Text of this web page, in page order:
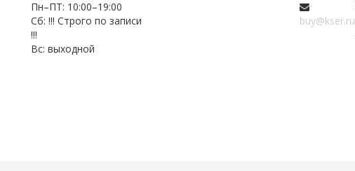
Пн–ПТ: 10:00–19:00
Сб: !!! Строго по записи
!!!
Вс: выходной
buy@kser.ru